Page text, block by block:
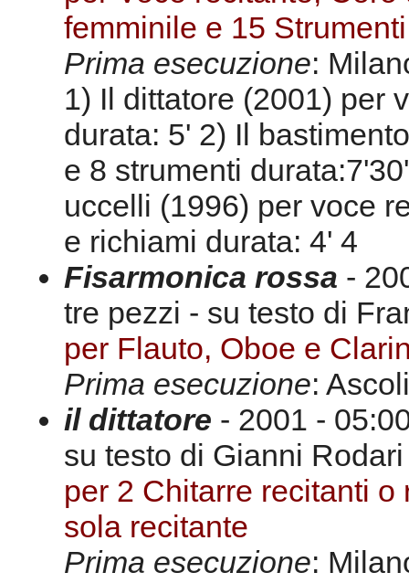
femminile e 15 Strumenti
Prima esecuzione:
1) Il dittatore (2001) per
durata: 5' 2) Il
e 8 strumenti
uccelli (1996) per voce
e richiami durata: 4' 4
Fisarmonica rossa -
tre pezzi - su testo di
per Flauto, Oboe e
Prima esecuzione:
il dittatore - 2001 -
su testo di Gianni Rodari
per 2 Chitarre recitanti
sola recitante
Prima esecuzione: